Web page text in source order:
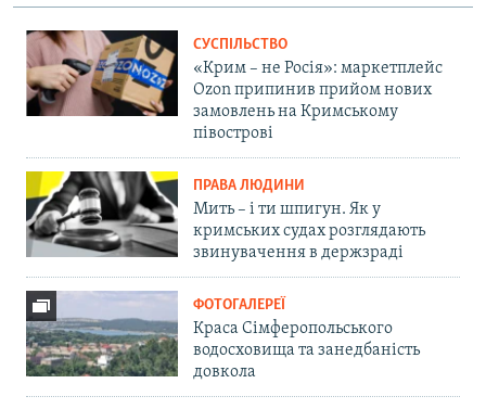
СУСПІЛЬСТВО
«Крим – не Росія»: маркетплейс
Ozon припинив прийом нових
замовлень на Кримському
півострові
ПРАВА ЛЮДИНИ
Мить – і ти шпигун. Як у
кримських судах розглядають
звинувачення в держзраді
ФОТОГАЛЕРЕЇ
Краса Сімферопольського
водосховища та занедбаність
довкола